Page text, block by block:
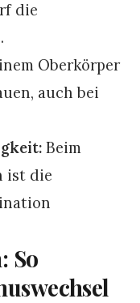
die
Oberkörper
auch bei
Beim
ist die
So